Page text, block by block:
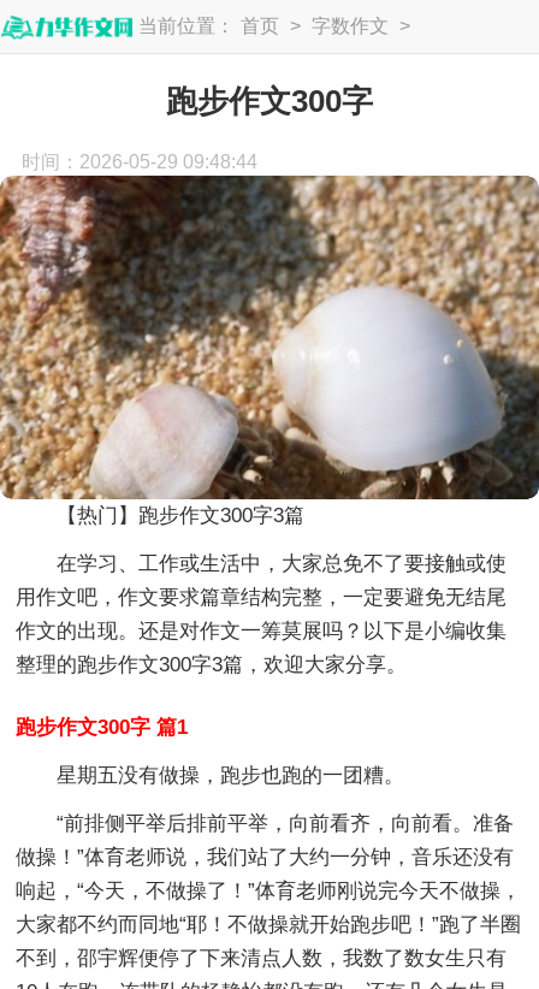
当前位置： 首页 > 字数作文 >
跑步作文300字
时间：2026-05-29 09:48:44
【热门】跑步作文300字3篇
在学习、工作或生活中，大家总免不了要接触或使
用作文吧，作文要求篇章结构完整，一定要避免无结尾
作文的出现。还是对作文一筹莫展吗？以下是小编收集
整理的跑步作文300字3篇，欢迎大家分享。
跑步作文300字 篇1
星期五没有做操，跑步也跑的一团糟。
“前排侧平举后排前平举，向前看齐，向前看。准备
做操！”体育老师说，我们站了大约一分钟，音乐还没有
响起，“今天，不做操了！”体育老师刚说完今天不做操，
大家都不约而同地“耶！不做操就开始跑步吧！”跑了半圈
不到，邵宇辉便停了下来清点人数，我数了数女生只有